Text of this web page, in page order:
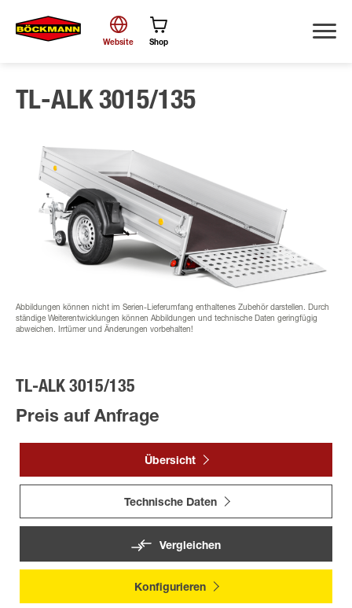
Suche
Website Shop
TL-ALK 3015/135
Abbildungen können nicht im Serien-Lieferumfang enthaltenes Zubehör darstellen. Durch
ständige Weiterentwicklungen können Abbildungen und technische Daten geringfügig
abweichen. Irrtümer und Änderungen vorbehalten!
TL-ALK 3015/135
Preis auf Anfrage
Übersicht
Technische Daten
Vergleichen
Konfigurieren